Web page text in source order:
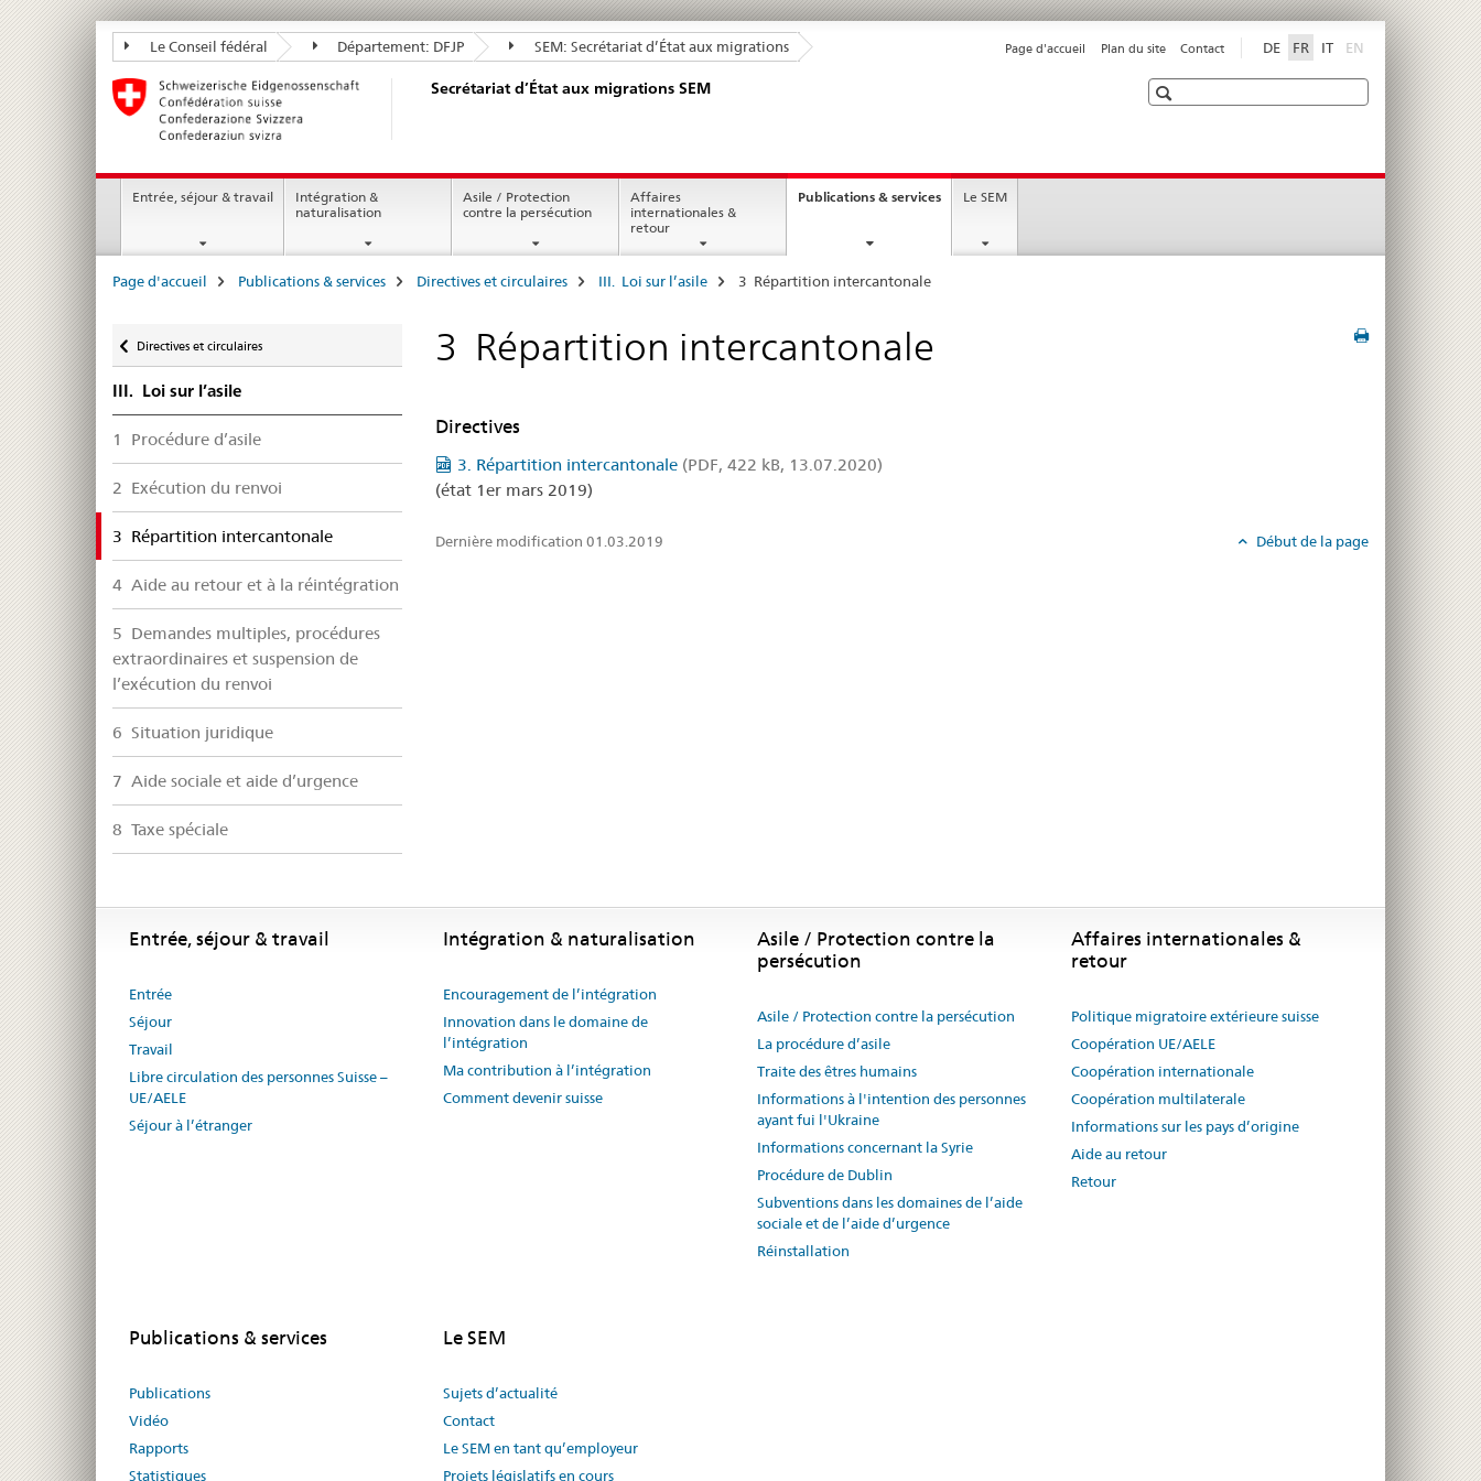
Secrétariat
d’Etat
aux
migrations
SEM
Le Conseil fédéral Département: DFJP SEM: Secrétariat d’État aux migrations DE FR IT EN
Page d'accueil Plan du site Contact
Secrétariat d’État aux migrations SEM Recherche
Navigation
Entrée, séjour & travail
Intégration &
naturalisation
Asile / Protection
contre la persécution
Affaires
internationales &
retour
Publications & servicescurrent
Le SEM
Breadcrumb
Page d'accueil Publications & services Directives et circulaires III. Loi sur l’asile 3 Répartition intercantonale
Directives et circulaires
III. Loi sur l’asile
1 Procédure d’asile
2 Exécution du renvoi
3 Répartition intercantonaleselected
4 Aide au retour et à la réintégration
5 Demandes multiples, procédures
extraordinaires et suspension de
l’exécution du renvoi
6 Situation juridique
7 Aide sociale et aide d’urgence
8 Taxe spéciale
3 Répartition intercantonale
Directives
3. Répartition intercantonale(PDF, 422 kB, 13.07.2020)
(état 1er mars 2019)
Dernière modification 01.03.2019 Début de la page
Footer
Entrée, séjour & travail
Entrée
Séjour
Travail
Libre circulation des personnes Suisse –
UE/AELE
Séjour à l’étranger
Intégration & naturalisation
Encouragement de l’intégration
Innovation dans le domaine de
l’intégration
Ma contribution à l’intégration
Comment devenir suisse
Asile / Protection contre la
persécution
Asile / Protection contre la persécution
La procédure d’asile
Traite des êtres humains
Informations à l'intention des personnes
ayant fui l'Ukraine
Informations concernant la Syrie
Procédure de Dublin
Subventions dans les domaines de l’aide
sociale et de l’aide d’urgence
Réinstallation
Affaires internationales &
retour
Politique migratoire extérieure suisse
Coopération UE/AELE
Coopération internationale
Coopération multilaterale
Informations sur les pays d’origine
Aide au retour
Retour
Publications & services
Publications
Vidéo
Rapports
Statistiques
Le SEM
Sujets d’actualité
Contact
Le SEM en tant qu’employeur
Projets législatifs en cours